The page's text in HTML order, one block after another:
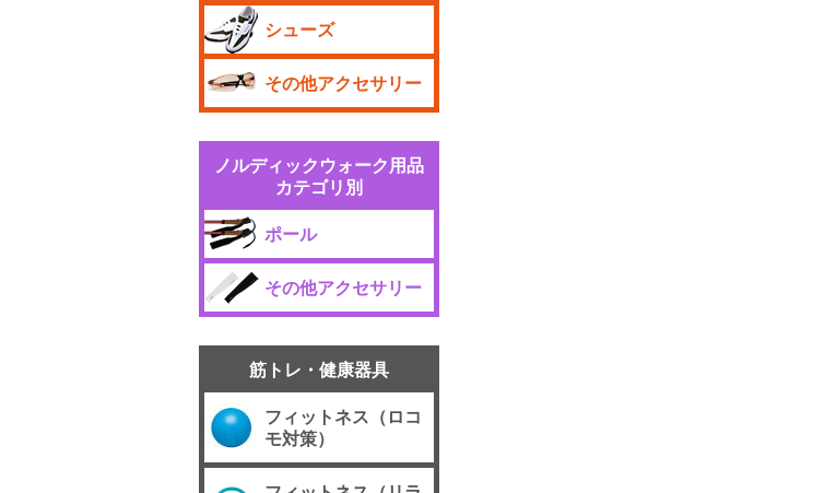
シューズ
その他アクセサリー
ノルディックウォーク用品
カテゴリ別
ポール
その他アクセサリー
筋トレ・健康器具
フィットネス（ロコ
モ対策）